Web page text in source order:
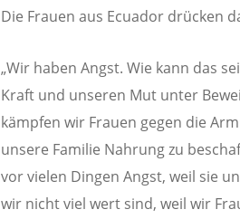
Die Frauen aus Ecuador drücken
„Wir haben Angst. Wie kann das
Kraft und unseren Mut unter
kämpfen wir Frauen gegen die
unsere Familie Nahrung zu
vor vielen Dingen Angst, weil sie
wir nicht viel wert sind, weil wir